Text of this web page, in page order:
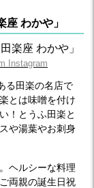
わかや」
Instagram
る田楽の名店で
とは味噌を付け
！とうふ田楽と
や湯葉やお刺身
ヘルシーな料理
両親の誕生日祝